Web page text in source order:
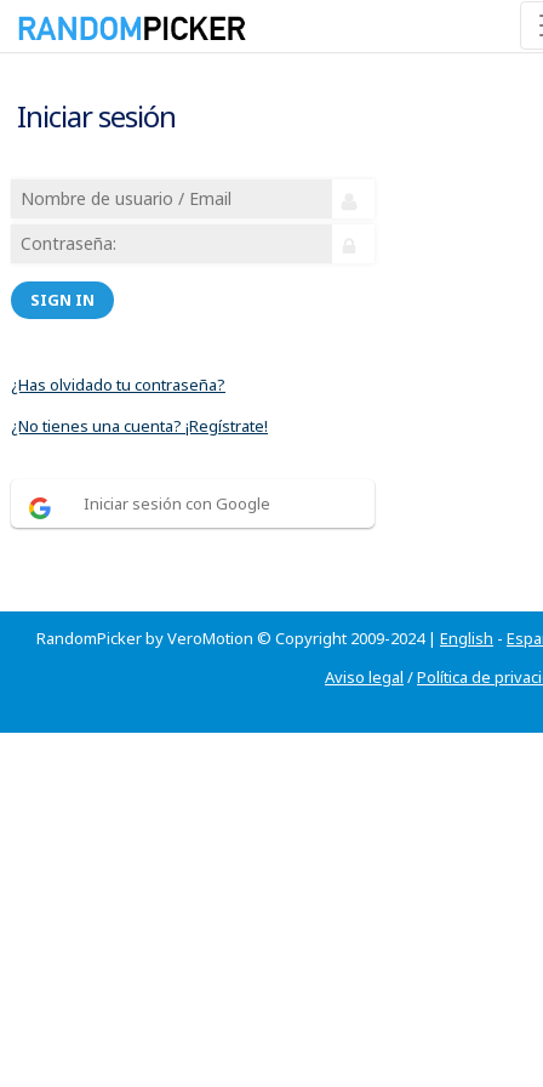
Iniciar sesión
SIGN IN
¿Has olvidado tu contraseña?
¿No tienes una cuenta? ¡Regístrate!
Iniciar sesión con Google
RandomPicker by VeroMotion © Copyright 2009-2024 | English -
Aviso legal /Política de